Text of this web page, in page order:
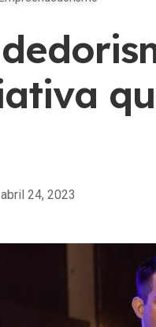
abril 24, 2023